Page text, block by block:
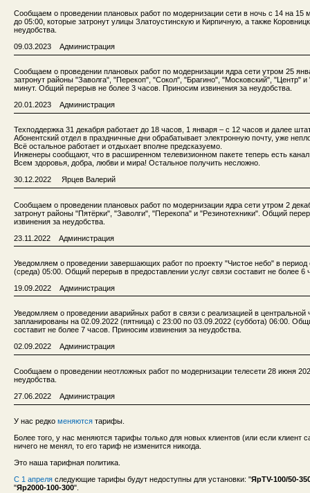
Сообщаем о проведении плановых работ по модернизации сети в ночь с 14 на 15
до 05:00, которые затронут улицы Златоустинскую и Кирпичную, а также
неудобства.
09.03.2023 Администрация
Сообщаем о проведении плановых работ по модернизации ядра сети утром 25
затронут районы "Заволга", "Перекоп", "Сокол", "Брагино", "Московский", "Центр"
минут. Общий перерыв не более 3 часов. Приносим извинения за неудобства.
20.01.2023 Администрация
Техподдержка 31 декабря работает до 18 часов, 1 января – с 12 часов и далее
Абонентский отдел в праздничные дни обрабатывает электронную почту, уже
Всё остальное работает и отдыхает вполне предсказуемо.
Инженеры сообщают, что в расширенном телевизионном пакете теперь есть
Всем здоровья, добра, любви и мира! Остальное получить несложно.
30.12.2022 Ярцев Валерий
Сообщаем о проведении плановых работ по модернизации ядра сети утром 2
затронут районы "Пятёрки", "Заволги", "Перекопа" и "Резинотехники". Общий
извинения за неудобства.
23.11.2022 Администрация
Уведомляем о проведении завершающих работ по проекту "Чистое небо" в период
(среда) 05:00. Общий перерыв в предоставлении услуг связи составит не более 6
19.09.2022 Администрация
Уведомляем о проведении аварийных работ в связи с реализацией в центральной
запланированы на 02.09.2022 (пятница) с 23:00 по 03.09.2022 (суббота) 06:00.
составит не более 7 часов. Приносим извинения за неудобства.
02.09.2022 Администрация
Сообщаем о проведении неотложных работ по модернизации телесети 28 июня
неудобства.
27.06.2022 Администрация
У нас редко меняются тарифы.
Более того, у нас меняются тарифы только для новых клиентов (или если
ничего не менял, то его тариф не изменится никогда.
Это наша тарифная политика.
С 1 апреля следующие тарифы будут недоступны для установки: "ЯрTV-100/50-
"Яр2000-100-300".